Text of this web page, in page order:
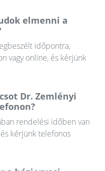
elmenni a
időpontra,
vagy online, és kérjünk
Dr. Zemlényi
rendelési időben van
kérjünk telefonos